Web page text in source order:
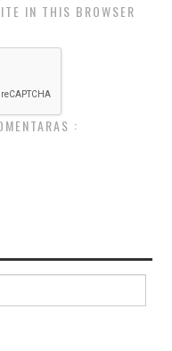
IN THIS BROWSER
: